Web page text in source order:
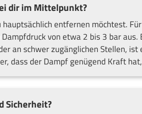
dir im Mittelpunkt?
entfernen möchtest.
von etwa 2 bis 3 bar aus.
an schwer zugänglichen Stellen,
dass der Dampf genügend Kraft
Sicherheit?